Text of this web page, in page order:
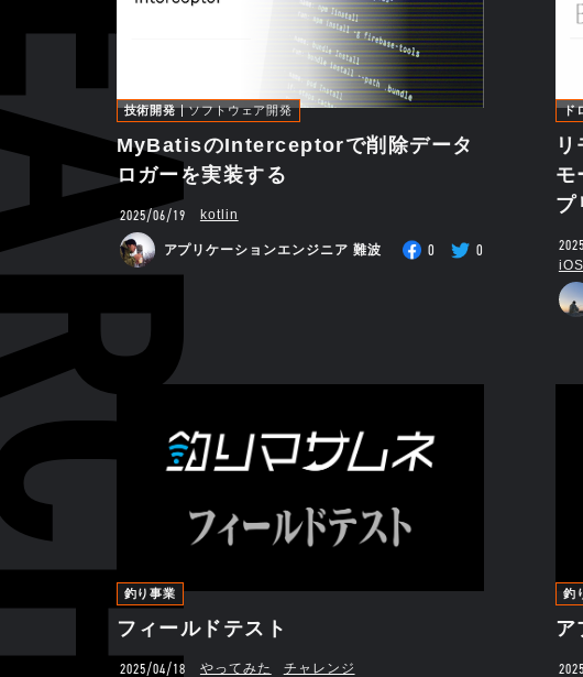
技術開発 ソフトウェア開発
MyBatisのInterceptorで削除データ
ロガーを実装する
2025/06/19 kotlin
アプリケーションエンジニア 難波 0 0
ド
モ
プ
iOS
釣り事業
フィールドテスト
2025/04/18 やってみた チャレンジ
釣
ア